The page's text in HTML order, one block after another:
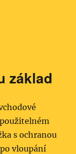
základ
s ochranou
vloupání